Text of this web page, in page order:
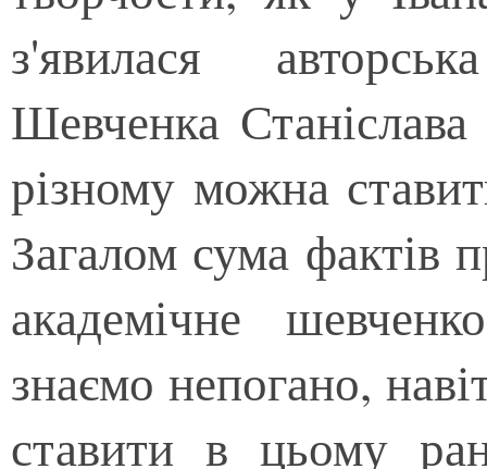
з'явилася
Шевченка
різному можна
Загалом сума
академічне
знаємо непогано,
ставити в цьому